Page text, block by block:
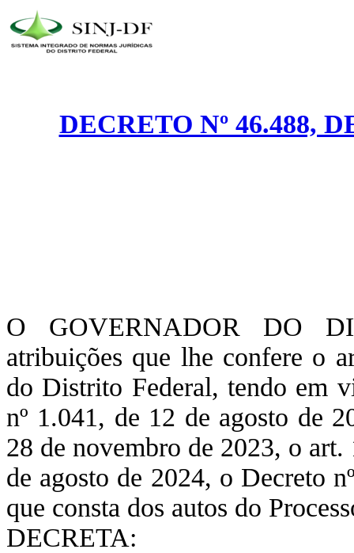
DECRETO Nº 46.488,
O GOVERNADOR DO
atribuições que lhe confere o
do Distrito Federal, tendo em
nº 1.041, de 12 de agosto de
28 de novembro de 2023, o
de agosto de 2024, o Decreto
que consta dos autos do
DECRETA: